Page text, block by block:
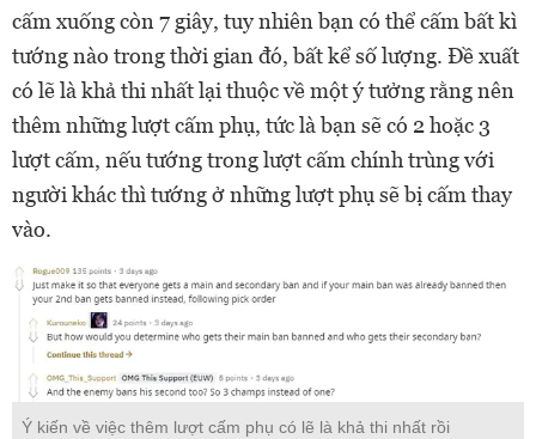
cấm xuống còn 7 giây, tuy nhiên bạn có thể cấm bất kì
tướng nào trong thời gian đó, bất kể số lượng. Đề xuất
có lẽ là khả thi nhất lại thuộc về một ý tưởng rằng nên
thêm những lượt cấm phụ, tức là bạn sẽ có 2 hoặc 3
lượt cấm, nếu tướng trong lượt cấm chính trùng với
người khác thì tướng ở những lượt phụ sẽ bị cấm thay
vào.
Ý kiến về việc thêm lượt cấm phụ có lẽ là khả thi nhất rồi